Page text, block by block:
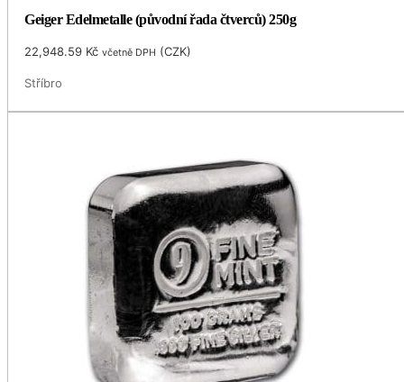
Geiger Edelmetalle (původní řada čtverců) 250g
22,948.59 Kč včetně DPH (CZK)
Stříbro